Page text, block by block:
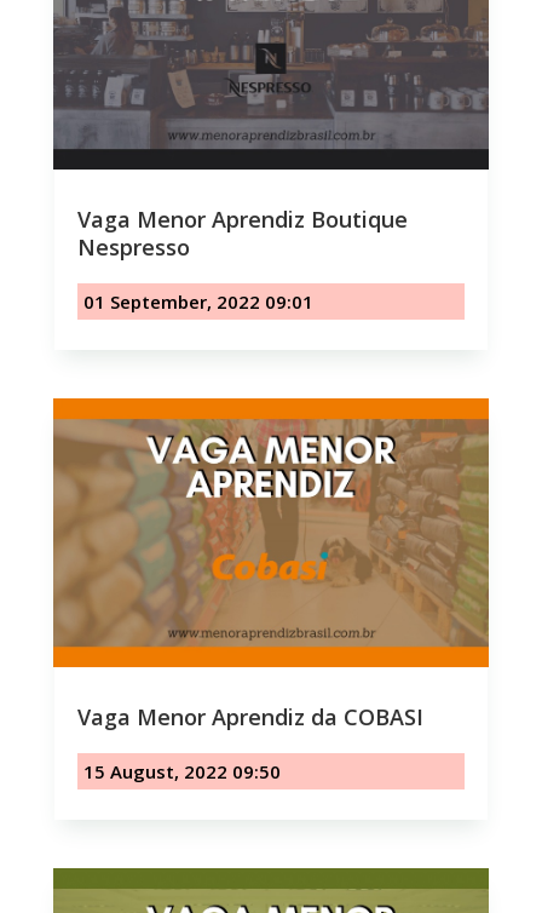
Vaga Menor Aprendiz Boutique
Nespresso
01 September, 2022 09:01
Vaga Menor Aprendiz da COBASI
15 August, 2022 09:50